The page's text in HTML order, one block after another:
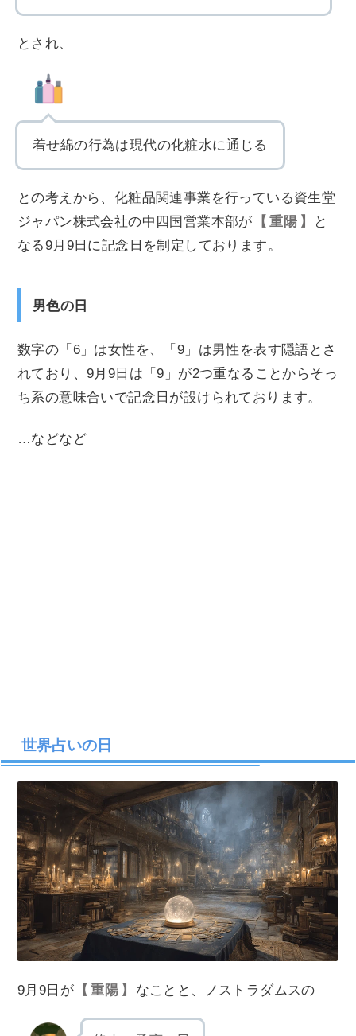
とされ、
着せ綿の行為は現代の化粧水に通じる
との考えから、化粧品関連事業を行っている資生堂
ジャパン株式会社の中四国営業本部が
重陽
と
なる9月9日に記念日を制定しております。
男色の日
数字の「6」は女性を、「9」は男性を表す隠語とさ
れており、9月9日は「9」が2つ重なることからそっ
ち系の意味合いで記念日が設けられております。
…などなど
世界占いの日
9月9日が 重陽 なことと、ノストラダムスの